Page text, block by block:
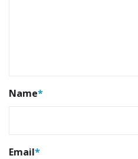
Name*
Email*